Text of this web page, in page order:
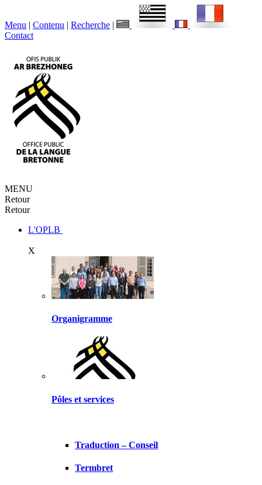
Menu | Contenu | Recherche |
Contact
MENU
Retour
Retour
L'OPLB
X
Organigramme
Pôles et services
Traduction – Conseil
Termbret